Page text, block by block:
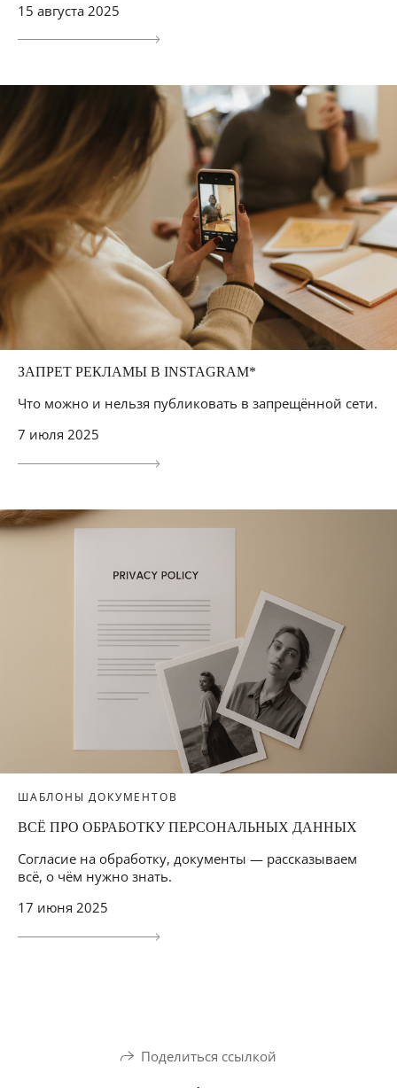
15 августа 2025
ЗАПРЕТ РЕКЛАМЫ В INSTAGRAM*
Что можно и нельзя публиковать в запрещённой сети.
7 июля 2025
ШАБЛОНЫ ДОКУМЕНТОВ
ВСЁ ПРО ОБРАБОТКУ ПЕРСОНАЛЬНЫХ ДАННЫХ
Согласие на обработку, документы — рассказываем
всё, о чём нужно знать.
17 июня 2025
Поделиться ссылкой